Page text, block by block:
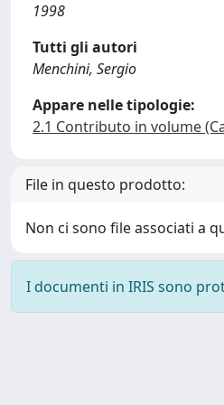
1998
Tutti gli autori
Menchini, Sergio
Appare nelle tipologie:
2.1 Contributo in volume
File in questo prodotto:
Non ci sono file associati a
I documenti in IRIS sono